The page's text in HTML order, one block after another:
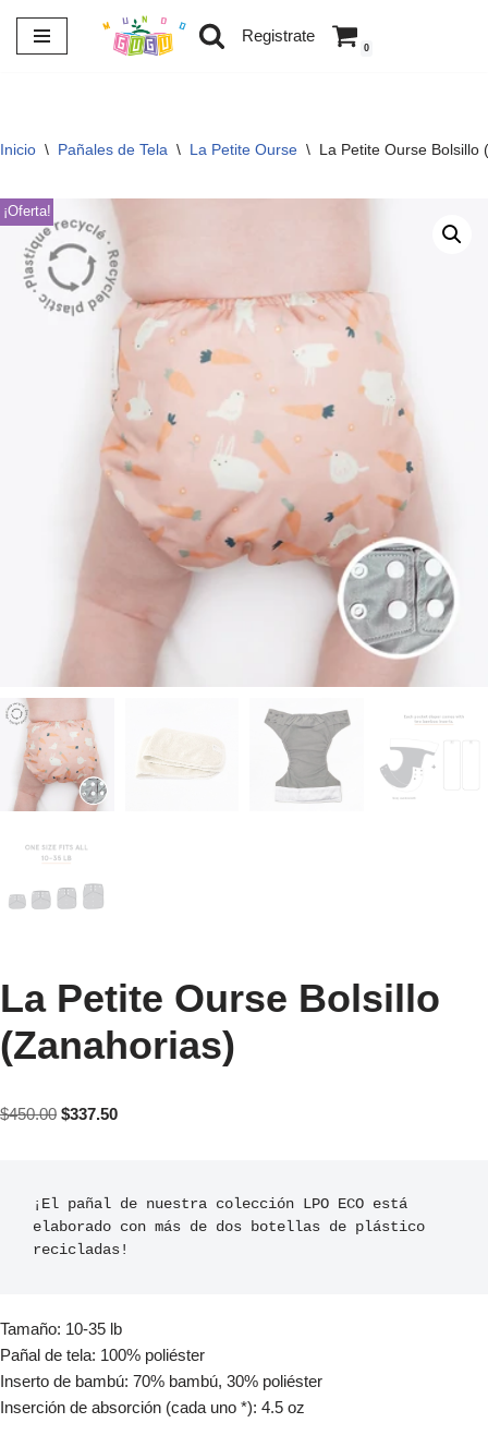
Saltar
Registrate
0
Inicio \ Pañales de Tela \ La Petite Ourse \ La Petite Ourse Bolsillo
¡Oferta!
La Petite Ourse Bolsillo
(Zanahorias)
$450.00 $337.50
¡El pañal de nuestra colección LPO ECO está
elaborado con más de dos botellas de plástico
Tamaño: 10-35 lb
Pañal de tela: 100% poliéster
Inserto de bambú: 70% bambú, 30% poliéster
Inserción de absorción (cada uno *): 4.5 oz